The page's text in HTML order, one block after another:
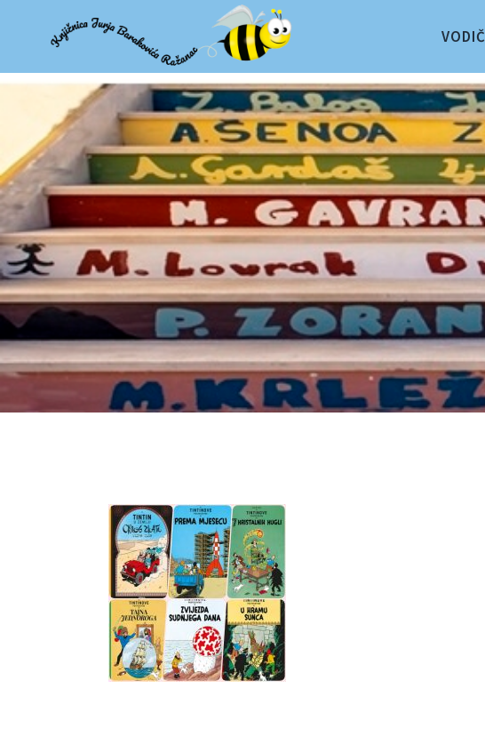
VODIČ